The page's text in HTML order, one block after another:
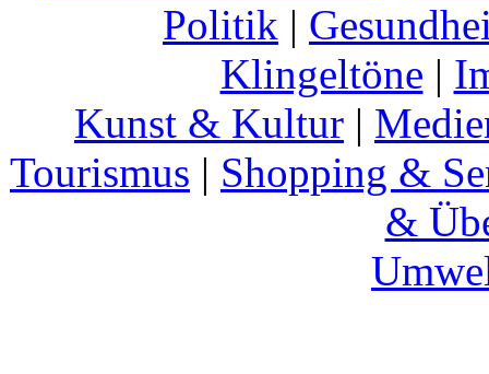
Politik |
Klingeltöne |
Kunst & Kultur |
Tourismus | Shopping &
&